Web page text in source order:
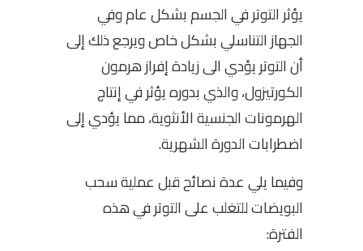
يؤثر التوتر في الجسم بشكل عام وفي
الجهاز التناسلي بشكل خاص ويرجع ذلك إلى
أن التوتر يؤدي الى زيادة إفراز هرمون
الكورتيزول، والذي بدوره يؤثر في إنتاج
الهرمونات الجنسية الأنثوية، مما يؤدي إلى
اضطرابات الدورة الشهرية.
وفيما يلي عدة نصائح قبل عملية سحب
البويضات للتغلب على التوتر في هذه
الفترة: